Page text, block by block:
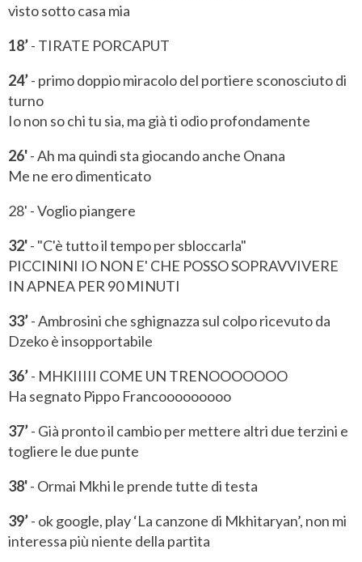
visto sotto casa mia
18’- TIRATE PORCAPUT
24’- primo doppio miracolo del portiere sconosciuto di
turno
Io non so chi tu sia, ma già ti odio profondamente
26'- Ah ma quindi sta giocando anche Onana
Me ne ero dimenticato
28' - Voglio piangere
32'- "C'è tutto il tempo per sbloccarla"
PICCININI IO NON E' CHE POSSO SOPRAVVIVERE
IN APNEA PER 90 MINUTI
33’- Ambrosini che sghignazza sul colpo ricevuto da
Dzeko è insopportabile
36’- MHKIIIII COME UN TRENOOOOOOO
Ha segnato Pippo Francooooooooo
37’- Già pronto il cambio per mettere altri due terzini e
togliere le due punte
38'- Ormai Mkhi le prende tutte di testa
39’- ok google, play ‘La canzone di Mkhitaryan’, non mi
interessa più niente della partita